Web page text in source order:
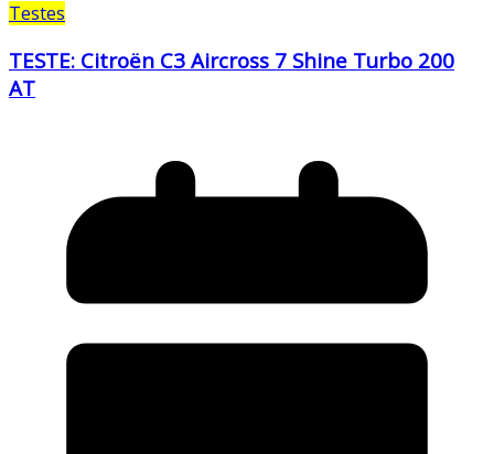
Testes
TESTE: Citroën C3 Aircross 7 Shine Turbo 200
AT